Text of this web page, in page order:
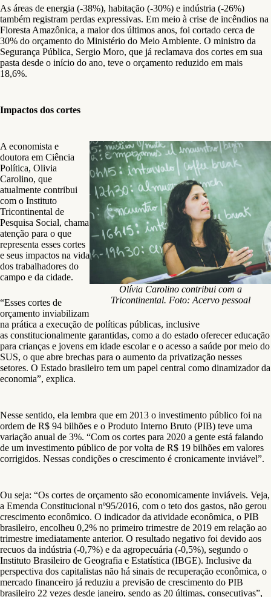
As áreas de energia (-38%), habitação (-30%) e indústria (-26%)
também registram perdas expressivas. Em meio à crise de incêndios na
Floresta Amazônica, a maior dos últimos anos, foi cortado cerca de
30% do orçamento do Ministério do Meio Ambiente. O ministro da
Segurança Pública, Sergio Moro, que já reclamava dos cortes em sua
pasta desde o início do ano, teve o orçamento reduzido em mais
18,6%.
Impactos dos cortes
Olívia Carolino contribui com a
Tricontinental. Foto: Acervo pessoal
A economista e
doutora em Ciência
Política, Olivia
Carolino, que
atualmente contribui
com o Instituto
Tricontinental de
Pesquisa Social, chama
atenção para o que
representa esses cortes
e seus impactos na vida
dos trabalhadores do
campo e da cidade.
“Esses cortes de
orçamento inviabilizam
na prática a execução de políticas públicas, inclusive
as constitucionalmente garantidas, como a do estado oferecer educação
para crianças e jovens em idade escolar e o acesso a saúde por meio do
SUS, o que abre brechas para o aumento da privatização nesses
setores. O Estado brasileiro tem um papel central como dinamizador da
economia”, explica.
Nesse sentido, ela lembra que em 2013 o investimento público foi na
ordem de R$ 94 bilhões e o Produto Interno Bruto (PIB) teve uma
variação anual de 3%. “Com os cortes para 2020 a gente está falando
de um investimento público de por volta de R$ 19 bilhões em valores
corrigidos. Nessas condições o crescimento é cronicamente inviável”.
Ou seja: “Os cortes de orçamento são economicamente inviáveis. Veja,
a Emenda Constitucional nº95/2016, com o teto dos gastos, não gerou
crescimento econômico. O indicador da atividade econômica, o PIB
brasileiro, encolheu 0,2% no primeiro trimestre de 2019 em relação ao
trimestre imediatamente anterior. O resultado negativo foi devido aos
recuos da indústria (-0,7%) e da agropecuária (-0,5%), segundo o
Instituto Brasileiro de Geografia e Estatística (IBGE). Inclusive da
perspectiva dos capitalistas não há sinais de recuperação econômica, o
mercado financeiro já reduziu a previsão de crescimento do PIB
brasileiro 22 vezes desde janeiro, sendo as 20 últimas, consecutivas”,